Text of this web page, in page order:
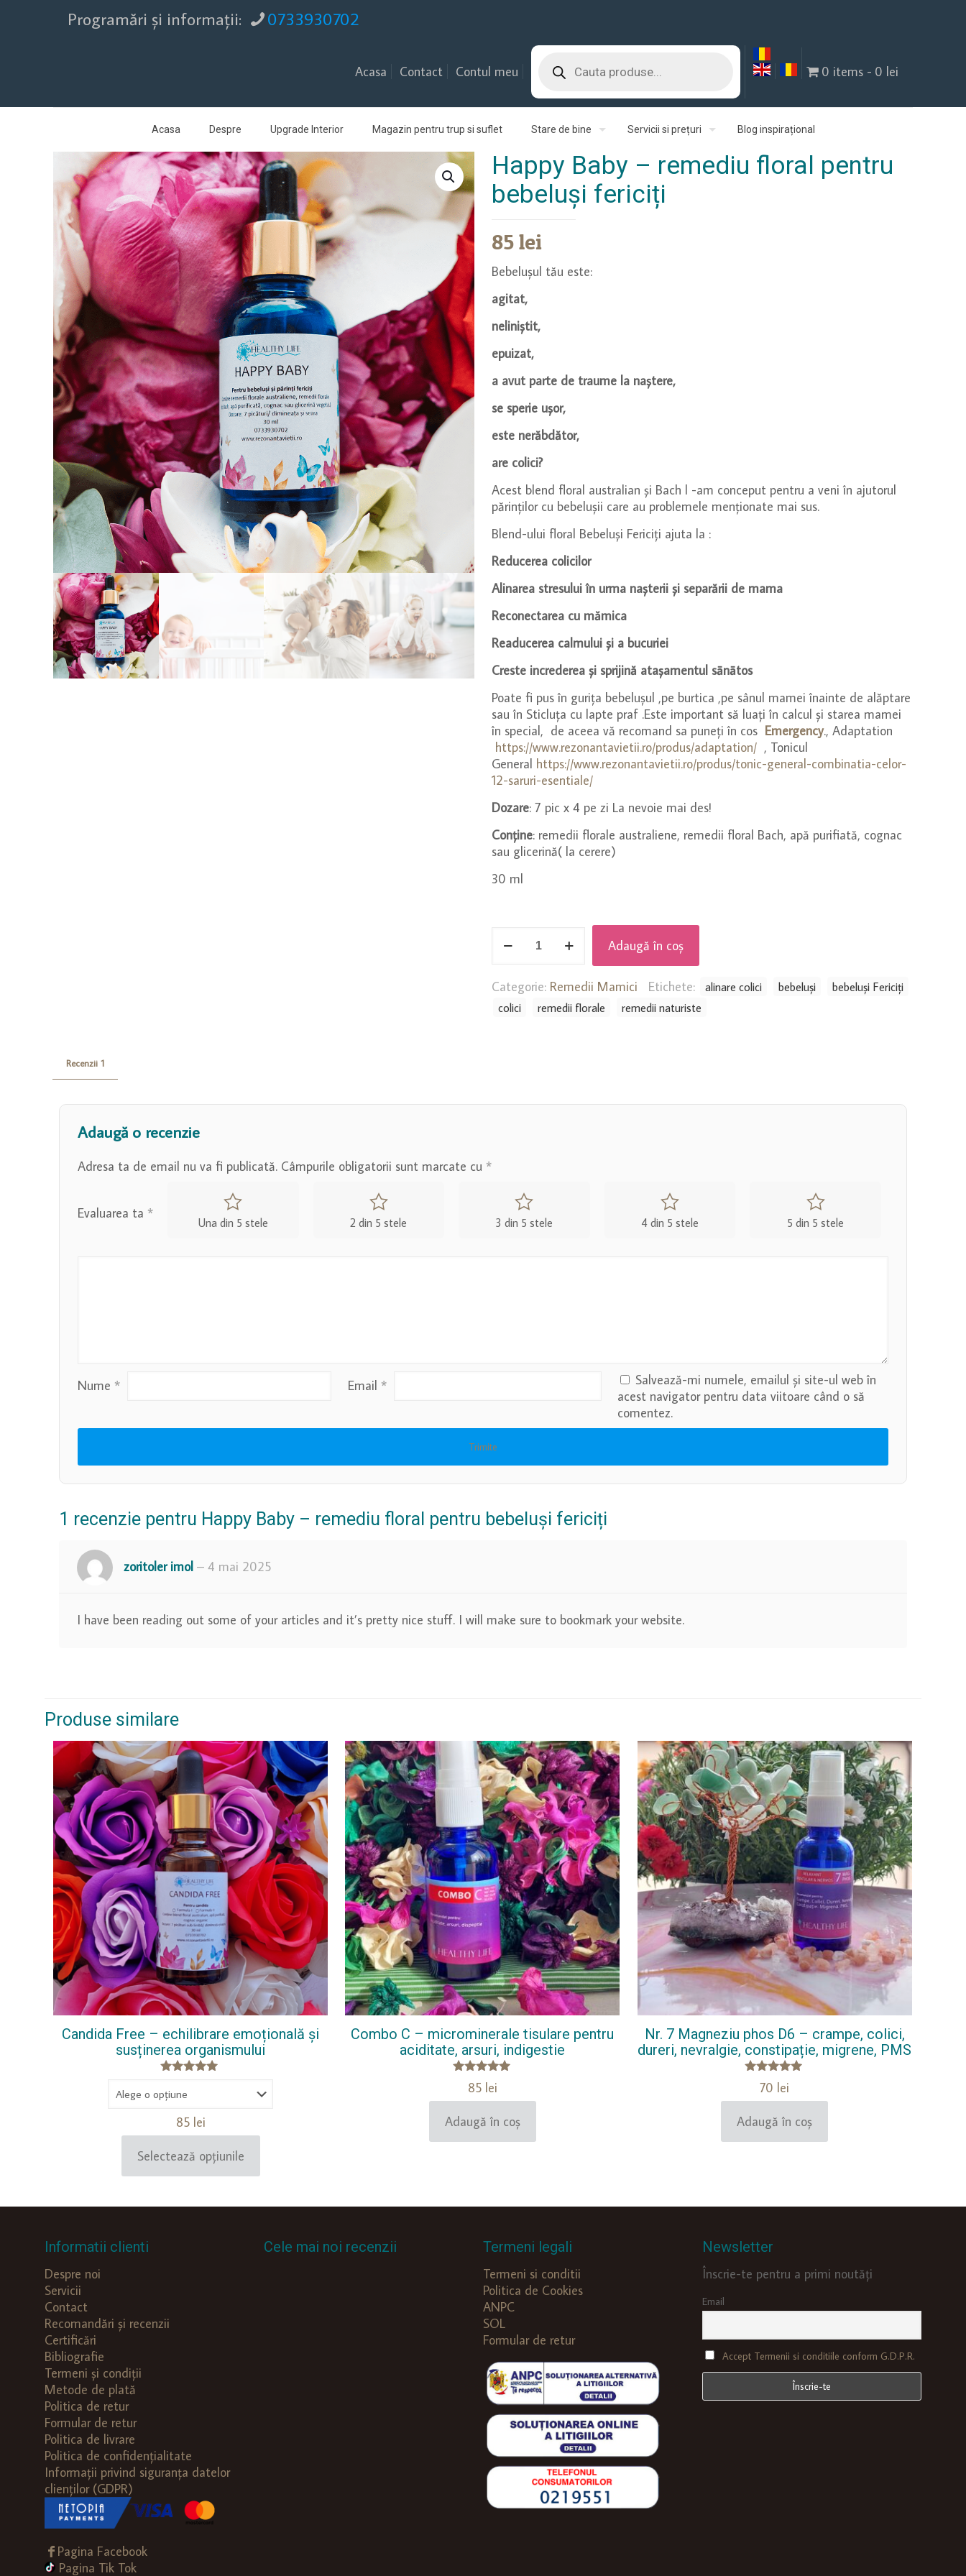
Programări şi informaţii: 0733930702
Acasa Contact Contul meu search 0 items 0 lei
Acasa Despre Upgrade Interior Magazin pentru trup si suflet Stare de bine Servicii si prețuri Blog inspirațional
Happy Baby – remediu floral pentru
bebeluși fericiți
85lei
Bebelușul tău este:
agitat,
neliniștit,
epuizat,
a avut parte de traume la naștere,
se sperie ușor,
este nerăbdător,
are colici?
Acest blend floral australian și Bach l -am conceput pentru a veni în ajutorul
părinților cu bebelușii care au problemele menționate mai sus.
Blend-ului floral Bebeluși Fericiți ajuta la :
Reducerea colicilor
Alinarea stresului în urma nașterii și separării de mama
Reconectarea cu mămica
Readucerea calmului și a bucuriei
Creste increderea și sprijină atașamentul sānātos
Poate fi pus în gurița bebelușul ,pe burtica ,pe sânul mamei înainte de alăptare
sau în Sticluța cu lapte praf .Este important să luați în calcul și starea mamei
în special, de aceea vă recomand sa puneți în cos Emergency., Adaptation
https://www.rezonantavietii.ro/produs/adaptation/ , Tonicul
General https://www.rezonantavietii.ro/produs/tonic-general-combinatia-celor-
12-saruri-esentiale/
Dozare: 7 pic x 4 pe zi La nevoie mai des!
Conține: remedii florale australiene, remedii floral Bach, apă purifiată, cognac
sau glicerină( la cerere)
30 ml
Happy
-
remediu
floral
Adaugă în coș
Categorie: Remedii Mamici Etichete: alinare colici bebeluși
bebeluși Fericiți
colici
remedii florale remedii naturiste
Recenzii 1
Adaugă o recenzie
Adresa ta de email nu va fi publicată. Câmpurile obligatorii sunt marcate cu *
Evaluarea ta *
Una din 5 stele 2 din 5 stele 3 din 5 stele 4 din 5 stele 5 din 5 stele
Nume * Email *
Salvează-mi numele, emailul și site-ul web în
acest navigator pentru data viitoare când o să
comentez.
1 recenzie pentru Happy Baby – remediu floral pentru bebeluși fericiți
zoritoler imol – 4 mai 2025
I have been reading out some of your articles and it’s pretty nice stuff. I will make sure to bookmark your website.
Produse similare
Candida Free – echilibrare emoțională și
susținerea organismului
5.00
85 lei
Selectează opțiunile
Acest
produs
variații.
în
Combo C – microminerale tisulare pentru
aciditate, arsuri, indigestie
Evaluat la
5.00
din 5
85 lei
Adaugă în coș
Nr. 7 Magneziu phos D6 – crampe, colici,
dureri, nevralgie, constipație, migrene, PMS
Evaluat la
5.00
din 5
70 lei
Adaugă în coș
Informatii clienti
Despre noi
Servicii
Contact
Recomandări și recenzii
Certificări
Bibliografie
Termeni și condiții
Metode de plată
Politica de retur
Formular de retur
Politica de livrare
Politica de confidențialitate
Informații privind siguranța datelor
clienților (GDPR)
Pagina Facebook
Pagina Tik Tok
Cele mai noi recenzii Termeni legali
Termeni si conditii
Politica de Cookies
ANPC
SOL
Formular de retur
Newsletter
Înscrie-te pentru a primi noutăți
Email
Accept Termenii si conditiile conform G.D.P.R.